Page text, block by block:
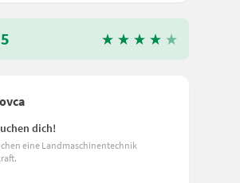
dich!
eine Landmaschinentechnik